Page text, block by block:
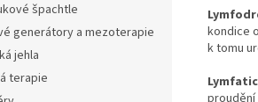
špachtle
generátory a mezoterapie
jehla
terapie
kondice
k tomu
proudění